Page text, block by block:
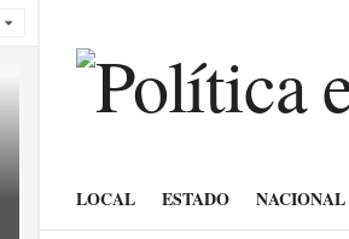
LOCAL ESTADO NACIONAL